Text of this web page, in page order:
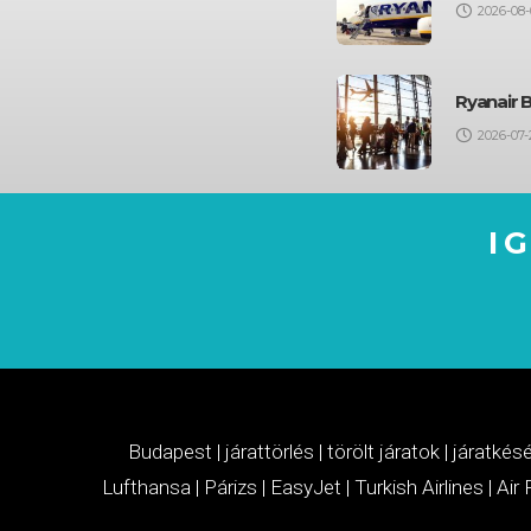
2026-
Ryanair
2026-
Budapest | járattörlés | törölt járatok |
Lufthansa | Párizs | EasyJet | Turkish Airlines | Air